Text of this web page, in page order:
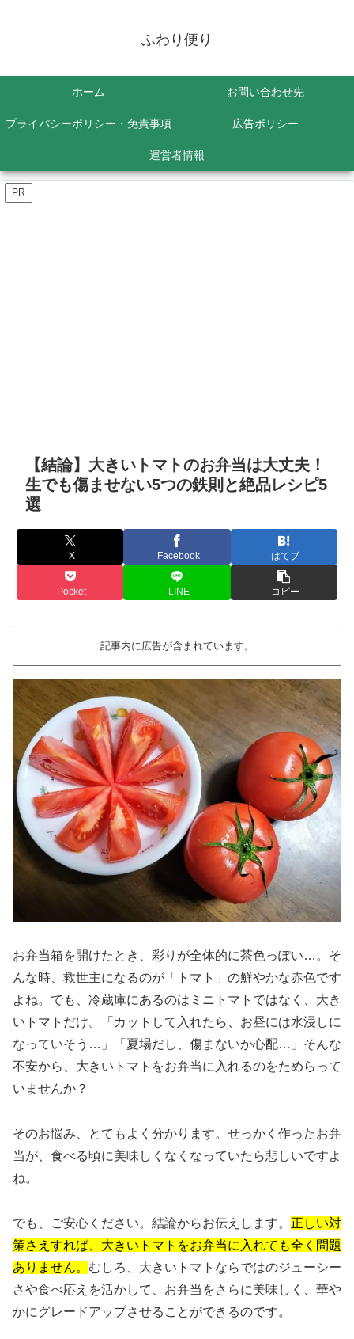
ふわり便り
ホーム お問い合わせ先
プライバシーポリシー・免責事項 広告ポリシー
運営者情報
PR
【結論】大きいトマトのお弁当は大丈夫！
生でも傷ませない5つの鉄則と絶品レシピ5
選
X Facebook はてブ
Pocket LINE コピー
記事内に広告が含まれています。
お弁当箱を開けたとき、彩りが全体的に茶色っぽい…。そ
んな時、救世主になるのが「トマト」の鮮やかな赤色です
よね。でも、冷蔵庫にあるのはミニトマトではなく、大き
いトマトだけ。「カットして入れたら、お昼には水浸しに
なっていそう…」「夏場だし、傷まないか心配…」そんな
不安から、大きいトマトをお弁当に入れるのをためらって
いませんか？
そのお悩み、とてもよく分かります。せっかく作ったお弁
当が、食べる頃に美味しくなくなっていたら悲しいですよ
ね。
でも、ご安心ください。結論からお伝えします。 正しい対
策さえすれば、大きいトマトをお弁当に入れても全く問題
ありません。 むしろ、大きいトマトならではのジューシー
さや食べ応えを活かして、お弁当をさらに美味しく、華や
かにグレードアップさせることができるのです。